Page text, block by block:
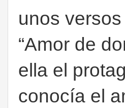
unos
“Amor de
ella el
conocía el